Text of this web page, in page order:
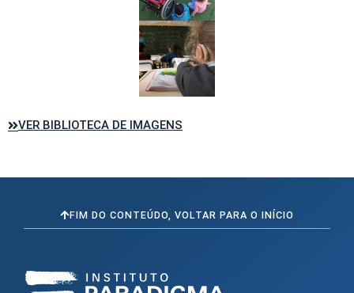
VER BIBLIOTECA DE IMAGENS
FIM DO CONTEÚDO, VOLTAR PARA O INÍCIO